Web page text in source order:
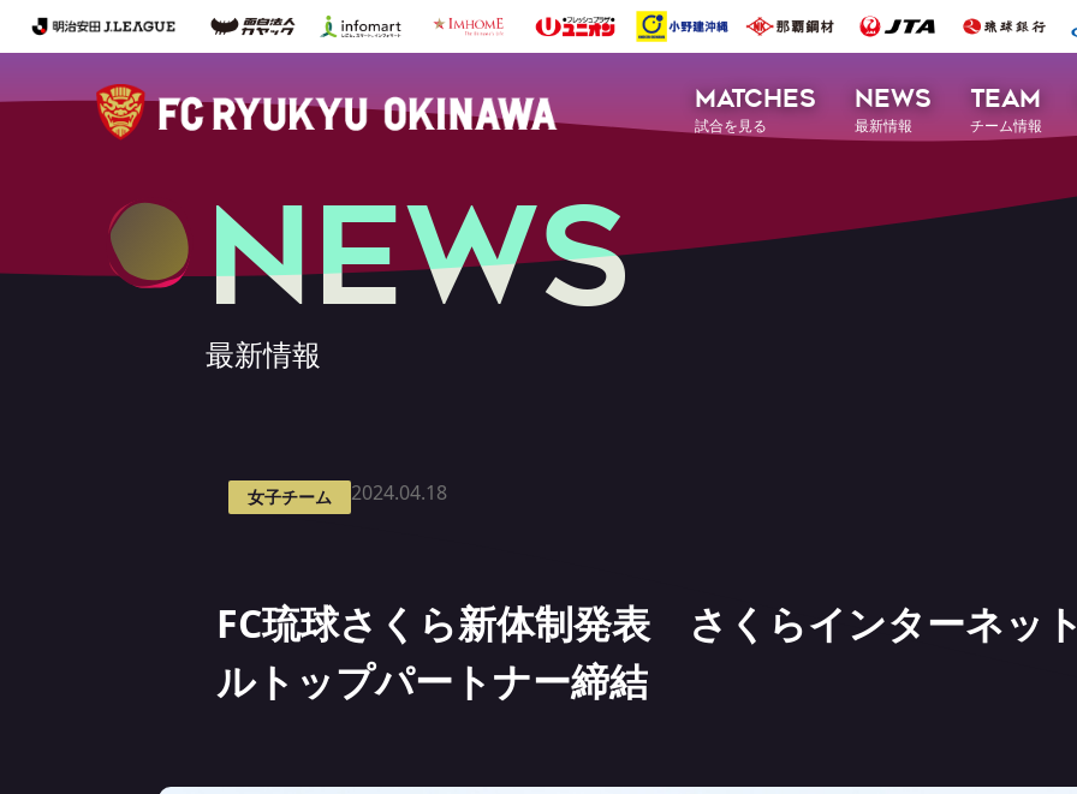
MATCHES
試合を見る
NEWS
最新情報
TEAM
チーム情報
NEWS
最新情報
女子チーム 2024.04.18
FC琉球さくら新体制発表 さくらインターネッ
ルトップパートナー締結